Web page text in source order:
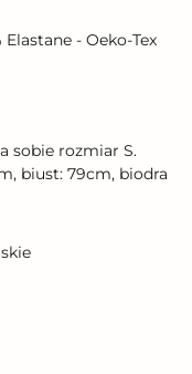
- Oeko-Tex
sobie rozmiar S.
biust: 79cm, biodra